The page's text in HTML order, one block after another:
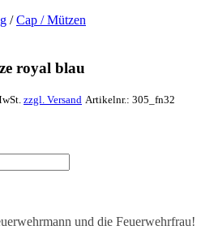
/Cap / Mützen
royal blau
zzgl. Versand Artikelnr.: 305_fn32
und die Feuerwehrfrau!